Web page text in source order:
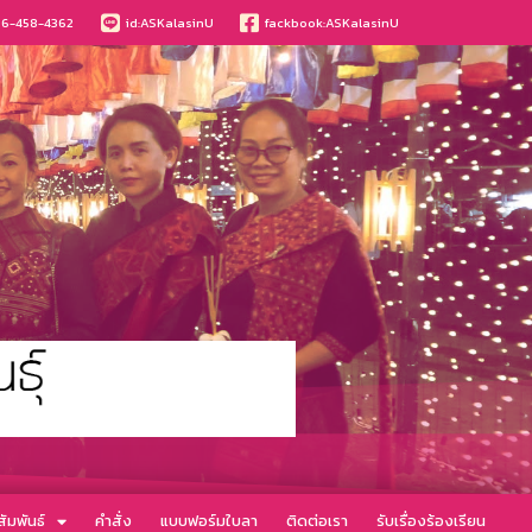
458-4362 id:ASKalasinU fackbook:ASKalasinU
มพันธ์ คำสั่ง แบบฟอร์มใบลา ติดต่อเรา รับเรื่องร้องเรียน